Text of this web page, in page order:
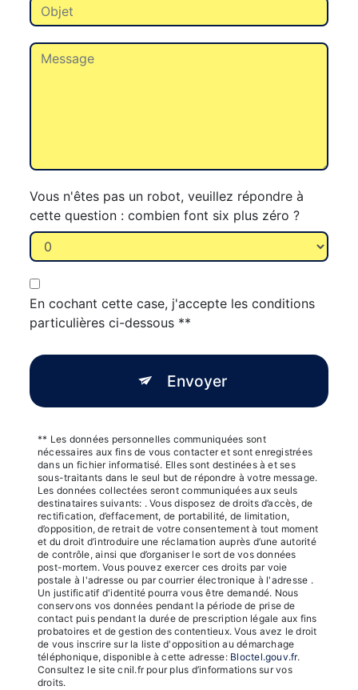
Vous n'êtes pas un robot, veuillez répondre à
cette question : combien font six plus zéro ?
En cochant cette case, j'accepte les conditions
particulières ci-dessous **
Envoyer
** Les données personnelles communiquées sont
nécessaires aux fins de vous contacter et sont enregistrées
dans un fichier informatisé. Elles sont destinées à et ses
sous-traitants dans le seul but de répondre à votre message.
Les données collectées seront communiquées aux seuls
destinataires suivants: . Vous disposez de droits d’accès, de
rectification, d’effacement, de portabilité, de limitation,
d’opposition, de retrait de votre consentement à tout moment
et du droit d’introduire une réclamation auprès d’une autorité
de contrôle, ainsi que d’organiser le sort de vos données
post-mortem. Vous pouvez exercer ces droits par voie
postale à l'adresse ou par courrier électronique à l'adresse .
Un justificatif d'identité pourra vous être demandé. Nous
conservons vos données pendant la période de prise de
contact puis pendant la durée de prescription légale aux fins
probatoires et de gestion des contentieux. Vous avez le droit
de vous inscrire sur la liste d'opposition au démarchage
téléphonique, disponible à cette adresse: Bloctel.gouv.fr.
Consultez le site cnil.fr pour plus d’informations sur vos
droits.